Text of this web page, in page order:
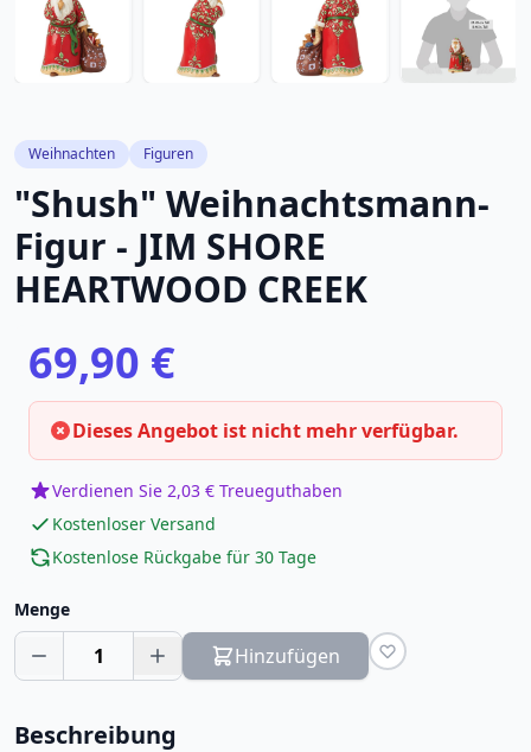
Weihnachten Figuren
"Shush" Weihnachtsmann-
Figur - JIM SHORE
HEARTWOOD CREEK
69,90 €
Dieses Angebot ist nicht mehr verfügbar.
Verdienen Sie 2,03 € Treueguthaben
Kostenloser Versand
Kostenlose Rückgabe für 30 Tage
Menge
1 Hinzufügen
Beschreibung